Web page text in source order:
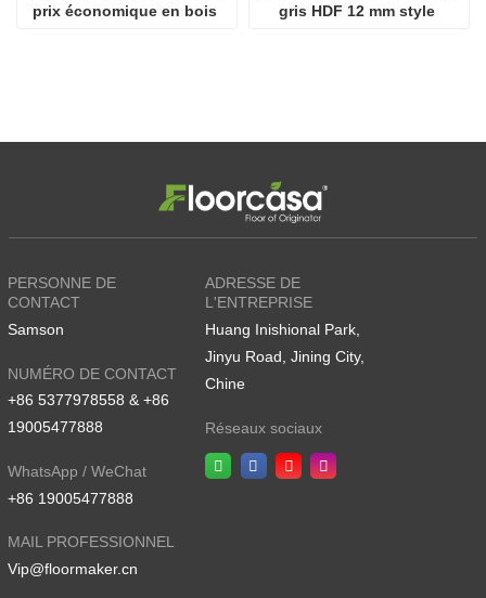
prix économique en bois
gris HDF 12 mm style
PERSONNE DE
CONTACT
Samson
NUMÉRO DE CONTACT
+86 5377978558 & +86
19005477888
WhatsApp / WeChat
+86 19005477888
MAIL PROFESSIONNEL
Vip@floormaker.cn
ADRESSE DE
L'ENTREPRISE
Huang Inishional Park,
Jinyu Road, Jining City,
Chine
Réseaux sociaux